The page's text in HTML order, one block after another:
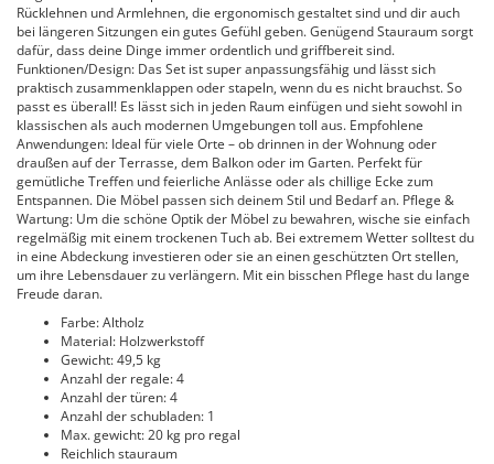
Rücklehnen und Armlehnen, die ergonomisch gestaltet sind und dir auch
bei längeren Sitzungen ein gutes Gefühl geben. Genügend Stauraum sorgt
dafür, dass deine Dinge immer ordentlich und griffbereit sind.
Funktionen/Design: Das Set ist super anpassungsfähig und lässt sich
praktisch zusammenklappen oder stapeln, wenn du es nicht brauchst. So
passt es überall! Es lässt sich in jeden Raum einfügen und sieht sowohl in
klassischen als auch modernen Umgebungen toll aus. Empfohlene
Anwendungen: Ideal für viele Orte – ob drinnen in der Wohnung oder
draußen auf der Terrasse, dem Balkon oder im Garten. Perfekt für
gemütliche Treffen und feierliche Anlässe oder als chillige Ecke zum
Entspannen. Die Möbel passen sich deinem Stil und Bedarf an. Pflege &
Wartung: Um die schöne Optik der Möbel zu bewahren, wische sie einfach
regelmäßig mit einem trockenen Tuch ab. Bei extremem Wetter solltest du
in eine Abdeckung investieren oder sie an einen geschützten Ort stellen,
um ihre Lebensdauer zu verlängern. Mit ein bisschen Pflege hast du lange
Freude daran.
Farbe: Altholz
Material: Holzwerkstoff
Gewicht: 49,5 kg
Anzahl der regale: 4
Anzahl der türen: 4
Anzahl der schubladen: 1
Max. gewicht: 20 kg pro regal
Reichlich stauraum